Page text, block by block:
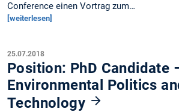
Conference einen Vortrag zum…
[weiterlesen]
25.07.2018
Position: PhD Candidate
Environmental Politics
Technology